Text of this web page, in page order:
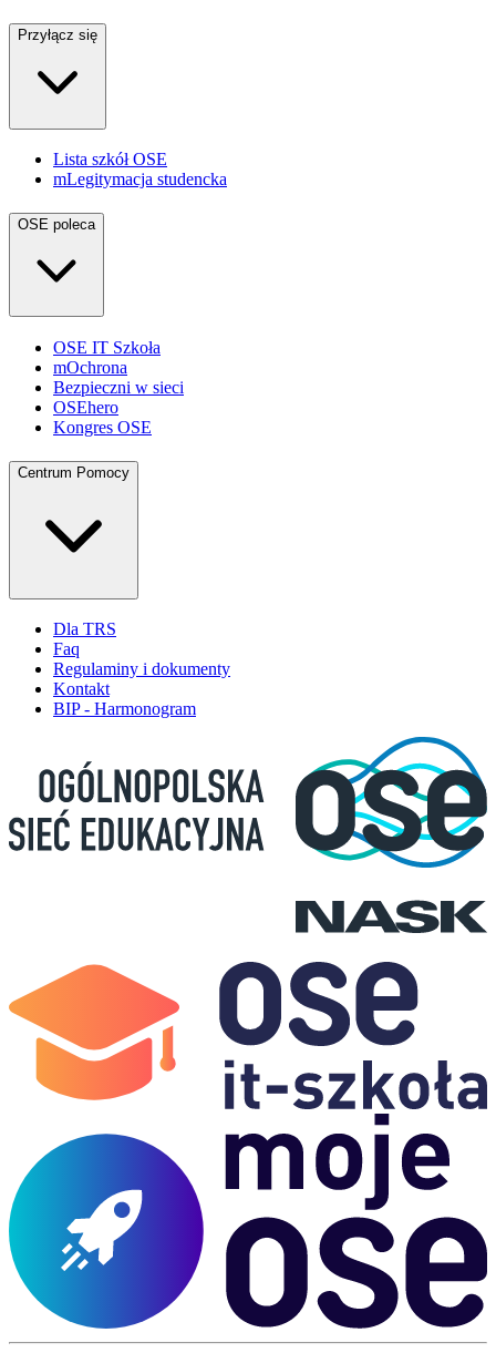
Przyłącz się
Lista szkół OSE
mLegitymacja studencka
OSE poleca
OSE IT Szkoła
mOchrona
Bezpieczni w sieci
OSEhero
Kongres OSE
Centrum Pomocy
Dla TRS
Faq
Regulaminy i dokumenty
Kontakt
BIP - Harmonogram